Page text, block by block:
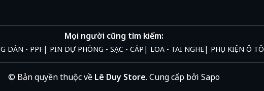
với điều khiển từ xa.Mọi người cũng tìm kiếm:
DÁN - PPF PIN DỰ PHÒNG - SẠC - CÁP LOA - TAI NGHE PHỤ KIỆN Ô TÔ
© Bản quyền thuộc về Lê Duy Store. Cung cấp bởi Sapo